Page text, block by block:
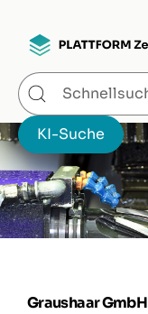
Graushaar GmbH